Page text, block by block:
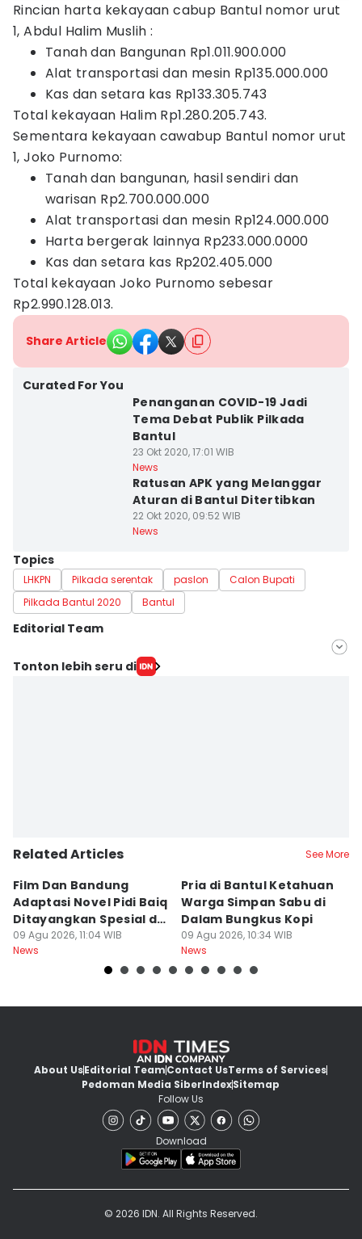
Rincian harta kekayaan cabup Bantul nomor urut
1, Abdul Halim Muslih :
Tanah dan Bangunan Rp1.011.900.000‎
Alat transportasi dan mesin Rp135.000.000
Kas dan setara kas Rp133.305.743
Total kekayaan Halim Rp1.280.205.743.
Sementara kekayaan cawabup Bantul nomor urut
1, Joko Purnomo:
Tanah dan bangunan, hasil sendiri dan
warisan Rp2.700.000.000
Alat transportasi dan mesin Rp124.000.000
Harta bergerak lainnya Rp233.000.0000
Kas dan setara kas Rp202.405.000
Total kekayaan Joko Purnomo sebesar
Rp2.990.128.013‎.
Share Article
Curated For You
Penanganan COVID-19 Jadi
Tema Debat Publik Pilkada
Bantul
23 Okt 2020, 17:01 WIB
News
Ratusan APK yang Melanggar
Aturan di Bantul Ditertibkan
22 Okt 2020, 09:52 WIB
News
Topics
LHKPN Pilkada serentak paslon
Calon Bupati
Pilkada Bantul 2020
Bantul
Editorial Team
Editor
Tonton lebih seru di
Related Articles See More
Film Dan Bandung
Adaptasi Novel Pidi Baiq
Ditayangkan Spesial di
Jogja
09 Agu 2026, 11:04 WIB
News
Pria di Bantul Ketahuan
Warga Simpan Sabu di
Dalam Bungkus Kopi
09 Agu 2026, 10:34 WIB
News
About UsEditorial TeamContact UsTerms of Services
Pedoman Media SiberIndexSitemap
Follow Us
Download
© 2026 IDN. All Rights Reserved.